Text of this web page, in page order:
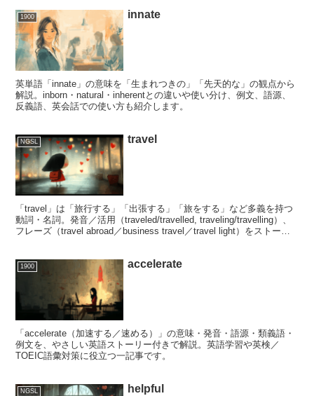
1900 innate
英単語「innate」の意味を「生まれつきの」「先天的な」の観点から
解説。inborn・natural・inherentとの違いや使い分け、例文、語源、
反義語、英会話での使い方も紹介します。
NGSL travel
「travel」は「旅行する」「出張する」「旅をする」など多義を持つ
動詞・名詞。発音／活用（traveled/travelled, traveling/travelling）、
フレーズ（travel abroad／business travel／travel light）をストーリ
1900 accelerate
「accelerate（加速する／速める）」の意味・発音・語源・類義語・
例文を、やさしい英語ストーリー付きで解説。英語学習や英検／
TOEIC語彙対策に役立つ一記事です。
NGSL helpful